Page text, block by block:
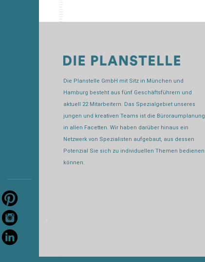
Die Planstelle GmbH mit Sitz in München und
Hamburg besteht aus fünf Geschäftsführern und
aktuell 22 Mitarbeitern. Das Spezialgebiet unseres
jungen und kreativen Teams ist die Büroraumplanung
in allen Facetten. Wir haben darüber hinaus ein
Netzwerk von Spezialisten aufgebaut, aus dessen
Potenzial Sie sich zu individuellen Themen bedienen
können.